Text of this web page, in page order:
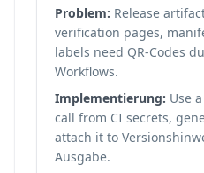
Problem: Release
verification pages,
labels need QR-Codes
Workflows.
Implementierung: Use
call from CI secrets,
attach it to
Ausgabe.